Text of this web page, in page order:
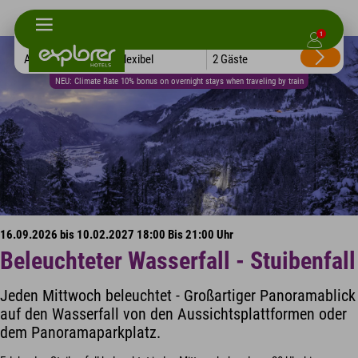
1
NEU: Climate Rate 10% bonus on overnight stays when traveling by train
Alle Hotels Flexibel 2 Gäste
16.09.2026 bis 10.02.2027 18:00 Bis 21:00 Uhr
Beleuchteter Wasserfall - Stuibenfall
Jeden Mittwoch beleuchtet - Großartiger Panoramablick
auf den Wasserfall von den Aussichtsplattformen oder
dem Panoramaparkplatz.